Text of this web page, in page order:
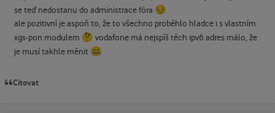
se teď nedostanu do administrace fóra 😔
ale pozitivní je aspoň to, že to všechno proběhlo hladce i s vlastním
xgs-pon modulem 🤔 vodafone má nejspíš těch ipv6 adres málo, že
je musí takhle měnit 🤐
Citovat